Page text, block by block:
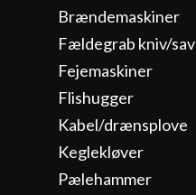
Brændemaskiner
Fældegrab kniv/sav
Fejemaskiner
Flishugger
Kabel/drænsplove
Keglekløver
Pælehammer